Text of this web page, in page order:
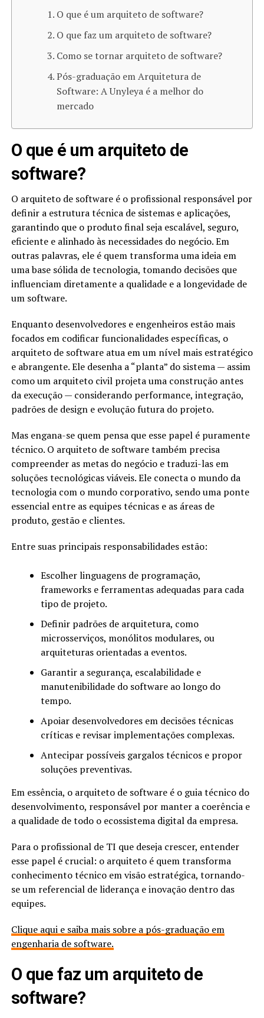
O que é um arquiteto de software?
O que faz um arquiteto de software​?
Como se tornar arquiteto de software​?
Pós-graduação em Arquitetura de
Software: A Unyleya é a melhor do
mercado
O que é um arquiteto de
software?
O arquiteto de software é o profissional responsável por
definir a estrutura técnica de sistemas e aplicações,
garantindo que o produto final seja escalável, seguro,
eficiente e alinhado às necessidades do negócio. Em
outras palavras, ele é quem transforma uma ideia em
uma base sólida de tecnologia, tomando decisões que
influenciam diretamente a qualidade e a longevidade de
um software.
Enquanto desenvolvedores e engenheiros estão mais
focados em codificar funcionalidades específicas, o
arquiteto de software atua em um nível mais estratégico
e abrangente. Ele desenha a “planta” do sistema — assim
como um arquiteto civil projeta uma construção antes
da execução — considerando performance, integração,
padrões de design e evolução futura do projeto.
Mas engana-se quem pensa que esse papel é puramente
técnico. O arquiteto de software também precisa
compreender as metas do negócio e traduzi-las em
soluções tecnológicas viáveis. Ele conecta o mundo da
tecnologia com o mundo corporativo, sendo uma ponte
essencial entre as equipes técnicas e as áreas de
produto, gestão e clientes.
Entre suas principais responsabilidades estão:
Escolher linguagens de programação,
frameworks e ferramentas adequadas para cada
tipo de projeto.
Definir padrões de arquitetura, como
microsserviços, monólitos modulares, ou
arquiteturas orientadas a eventos.
Garantir a segurança, escalabilidade e
manutenibilidade do software ao longo do
tempo.
Apoiar desenvolvedores em decisões técnicas
críticas e revisar implementações complexas.
Antecipar possíveis gargalos técnicos e propor
soluções preventivas.
Em essência, o arquiteto de software é o guia técnico do
desenvolvimento, responsável por manter a coerência e
a qualidade de todo o ecossistema digital da empresa.
Para o profissional de TI que deseja crescer, entender
esse papel é crucial: o arquiteto é quem transforma
conhecimento técnico em visão estratégica, tornando-
se um referencial de liderança e inovação dentro das
equipes.
Clique aqui e saiba mais sobre a pós-graduação em
engenharia de software.
O que faz um arquiteto de
software​?